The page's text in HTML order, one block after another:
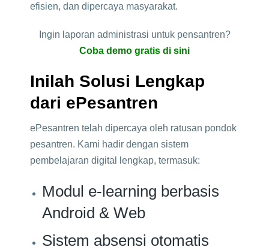
efisien, dan dipercaya masyarakat.
Ingin laporan administrasi untuk pensantren?
Coba demo gratis di sini
Inilah Solusi Lengkap
dari ePesantren
ePesantren telah dipercaya oleh ratusan pondok
pesantren. Kami hadir dengan sistem
pembelajaran digital lengkap, termasuk:
Modul e-learning berbasis
Android & Web
Sistem absensi otomatis